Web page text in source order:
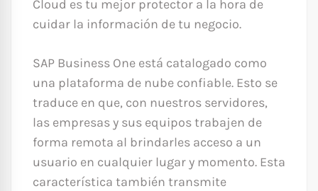
Cloud es tu mejor protector a la hora de
cuidar la información de tu negocio.
SAP Business One está catalogado como
una plataforma de nube confiable. Esto se
traduce en que, con nuestros servidores,
las empresas y sus equipos trabajen de
forma remota al brindarles acceso a un
usuario en cualquier lugar y momento. Esta
característica también transmite